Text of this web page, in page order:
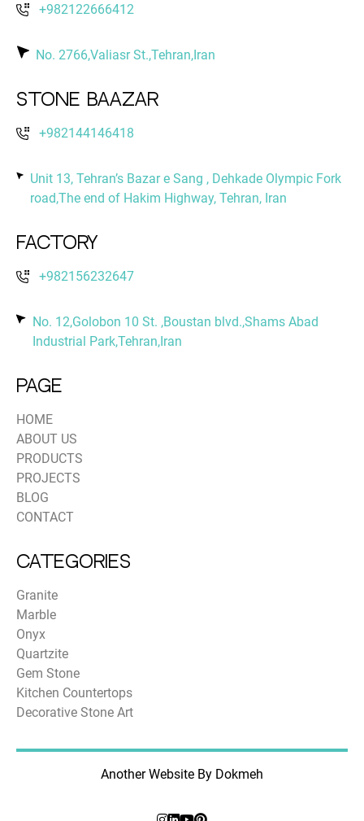
+982122666412
No. 2766,Valiasr St.,Tehran,Iran
Stone Baazar
+982144146418
Unit 13, Tehran’s Bazar e Sang , Dehkade Olympic Fork
road,The end of Hakim Highway, Tehran, Iran
Factory
+982156232647
No. 12,Golobon 10 St. ,Boustan blvd.,Shams Abad
Industrial Park,Tehran,Iran
PAGE
HOME
ABOUT US
PRODUCTS
PROJECTS
BLOG
CONTACT
Categories
Granite
Marble
Onyx
Quartzite
Gem Stone
Kitchen Countertops
Decorative Stone Art
Another Website By Dokmeh